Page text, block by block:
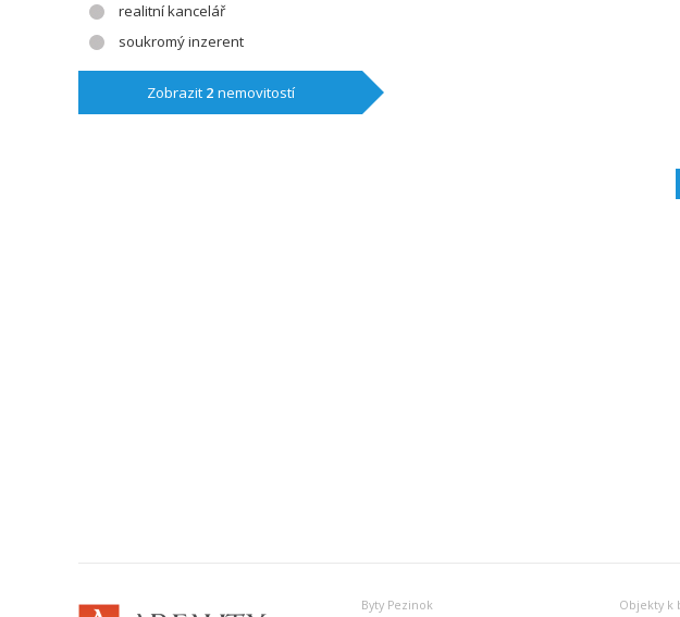
realitní kancelář
soukromý inzerent
Zobrazit 2 nemovitostí
Byty Pezinok Objekty k